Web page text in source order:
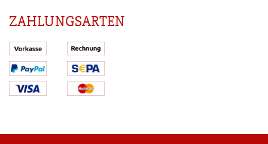
ZAHLUNGSARTEN